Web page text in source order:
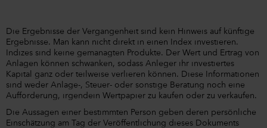
Die Ergebnisse der Vergangenheit sind kein Hinweis auf künftige
Ergebnisse. Man kann nicht direkt in einen Index investieren.
Indizes sind keine gemanagten Produkte. Der Wert und Ertrag von
Anlagen können schwanken, sodass Anleger ihr investiertes
Kapital ganz oder teilweise verlieren können. Diese Informationen
sind weder Anlage-, Steuer- oder sonstige Beratung noch eine
Aufforderung, irgendein Wertpapier zu kaufen oder zu verkaufen.
Die Aussagen einer bestimmten Person geben deren persönliche
Einschätzung am Tag der Veröffentlichung dieses Dokuments